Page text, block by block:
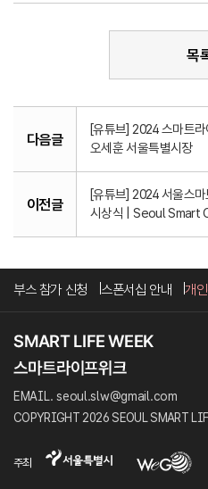
목
다음글
[유튜브] 2024 스마트라
오세훈 서울특별시장
이전글
[유튜브] 2024 서울스
시상식 | Seoul Smart
부스 참가 신청 스폰서십 안내 개
EMAIL. seoul.slw@gmail.com
COPYRIGHT 2026 SEOUL SMART
주최